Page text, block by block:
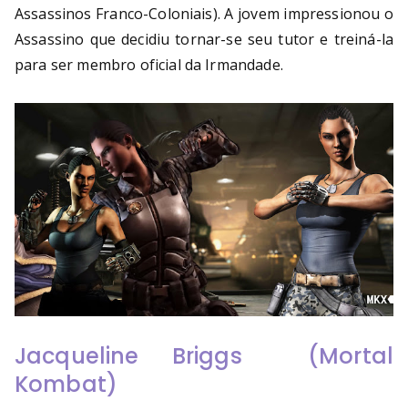
Assassinos Franco-Coloniais). A jovem impressionou o
Assassino que decidiu tornar-se seu tutor e treiná-la
para ser membro oficial da Irmandade.
Jacqueline Briggs (Mortal
Kombat)